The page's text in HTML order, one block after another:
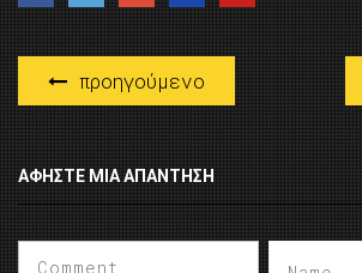
προηγούμενο
ΑΦΉΣΤΕ ΜΙΑ ΑΠΆΝΤΗΣΗ